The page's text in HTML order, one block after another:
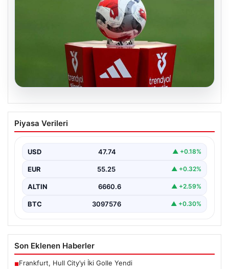
2026-27 Süper Lig Sezonunun İkinci ve
Üçüncü Haftalarının Programı Belirlendi
sezonu için heyecanlandıran gelişmeler yaşandı.…
Piyasa Verileri
USD 47.74 ▲ +0.18%
EUR 55.25 ▲ +0.32%
ALTIN 6660.6 ▲ +2.59%
BTC 3097576 ▲ +0.30%
Son Eklenen Haberler
■Frankfurt, Hull City’yi İki Golle Yendi